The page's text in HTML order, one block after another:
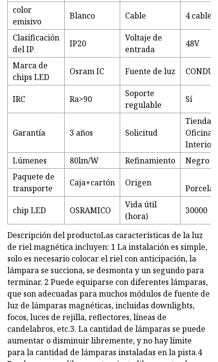
color
emisivo
Blanco Cable 4 cables
Clasificación
del IP
IP20
Voltaje de
entrada
48V
Marca de
chips LED
Osram IC Fuente de luz
IRC Ra>90
Soporte
regulable
Sí
Garantía 3 años Solicitud
Tienda,
Interior
Lúmenes
80lm/W Refinamiento
Negro
Paquete de
transporte
Caja+cartón Origen
chip LED OSRAMICO
Vida útil
(hora)
30000
Descripción del productoLas características de la luz
de riel magnética incluyen: 1 La instalación es simple,
solo es necesario colocar el riel con anticipación, la
lámpara se succiona, se desmonta y un segundo para
terminar. 2 Puede equiparse con diferentes lámparas,
que son adecuadas para muchos módulos de fuente de
luz de lámparas magnéticas, incluidas downlights,
focos, luces de rejilla, reflectores, líneas de
candelabros, etc.3. La cantidad de lámparas se puede
aumentar o disminuir libremente, y no hay límite
para la cantidad de lámparas instaladas en la pista.4